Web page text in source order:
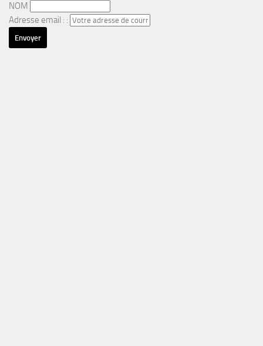
NOM
Adresse email : :